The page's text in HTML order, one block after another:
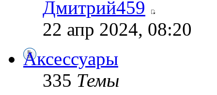
Дмитрий459
22 апр 2024, 08:20
Аксессуары
335 Темы